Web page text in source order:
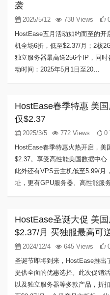
袭
2025/5/12 738 Views
HostEase五月活动如约而至的开
机全场6折，低至$2.37/月；2核
独立服务器最高送256个IP，同
动时间：2025年5月1日至20…
HostEase春季特惠 美
仅$2.37
2025/3/5 772 Views
0
HostEase春季特惠火热开启，美
$2.37。享受高性能美国数据中心
此外还有VPS云主机低至5.99/月
址，更有GPU服务器、高性能服
HostEase圣诞大促 美
$2.37/月 买独服最高可
2024/12/4 645 Views
圣诞节即将到来，HostEase推出
提供全面的优惠选择。此次促销
以及独立服务器等多款产品，折